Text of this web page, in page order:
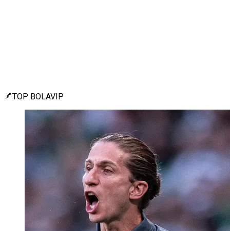
TOP BOLAVIP